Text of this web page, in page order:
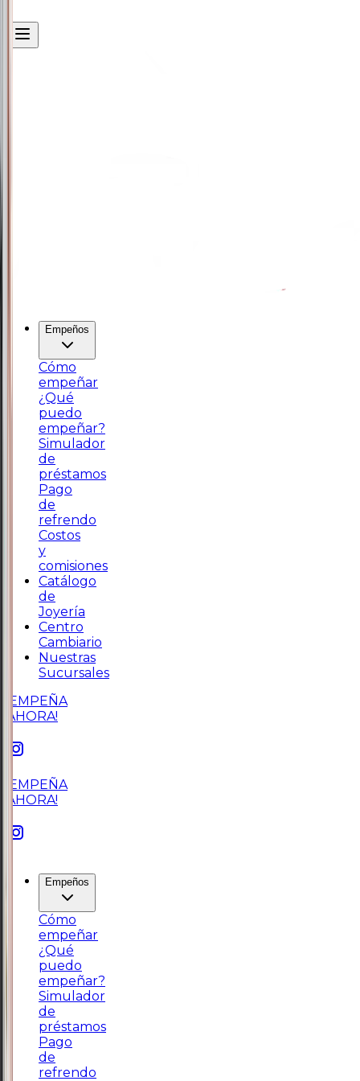
Empeños
Cómo
empeñar
¿Qué
puedo
empeñar?
Simulador
de
préstamos
Pago
de
refrendo
Costos
y
comisiones
Catálogo
de
Joyería
Centro
Cambiario
Nuestras
Sucursales
¡EMPEÑA
AHORA!
¡EMPEÑA
AHORA!
Empeños
Cómo
empeñar
¿Qué
puedo
empeñar?
Simulador
de
préstamos
Pago
de
refrendo